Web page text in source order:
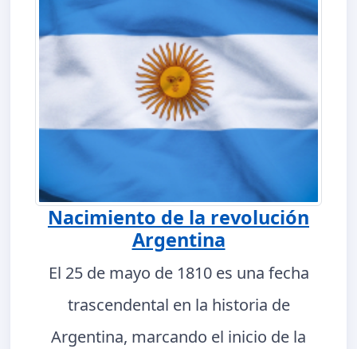
Nacimiento de la revolución
Argentina
El 25 de mayo de 1810 es una fecha
trascendental en la historia de
Argentina, marcando el inicio de la